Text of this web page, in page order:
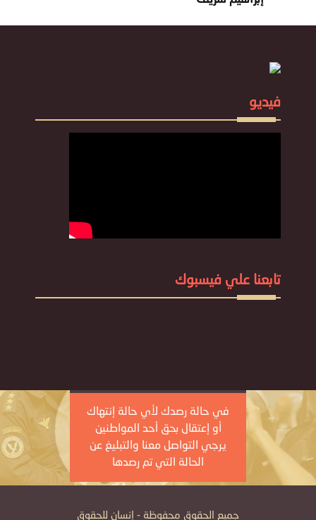
فيديو
تابعنا علي فيسبوك
في حالة رصدك لأي حالة إنتهاك
أو إعتقال بحق أحد المواطنين
يرجي التواصل معنا والتبليغ عن
الحالة التي تم رصدها
جميع الحقوق محفوظة - إنسان للحقوق